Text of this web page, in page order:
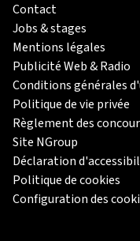
Contact
Jobs & stages
Mentions légales
Publicité Web & Radio
Conditions générales
Politique de vie privée
Règlement des
Site NGroup
Déclaration
Politique de cookies
Configuration des